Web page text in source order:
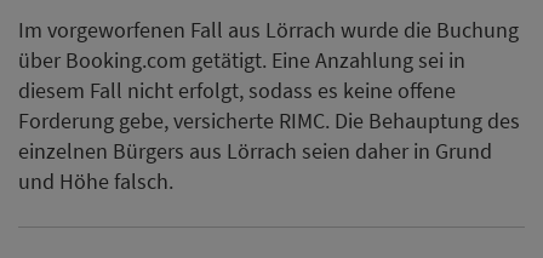
Im vorgeworfenen Fall aus Lörrach wurde die Buchung
über Booking.com getätigt. Eine Anzahlung sei in
diesem Fall nicht erfolgt, sodass es keine offene
Forderung gebe, versicherte RIMC. Die Behauptung des
einzelnen Bürgers aus Lörrach seien daher in Grund
und Höhe falsch.